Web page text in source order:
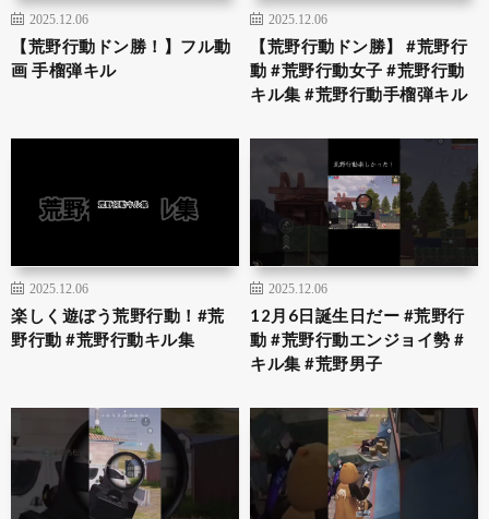
2025.12.06
【荒野行動ドン勝！】フル動
画 手榴弾キル
2025.12.06
【荒野行動ドン勝】 #荒野行
動 #荒野行動女子 #荒野行動
キル集 #荒野行動手榴弾キル
2025.12.06
楽しく遊ぼう荒野行動！#荒
野行動 #荒野行動キル集
2025.12.06
12月6日誕生日だー #荒野行
動 #荒野行動エンジョイ勢 #
キル集 #荒野男子